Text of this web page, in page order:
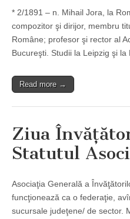
* 2/1891 – n. Mihail Jora, la
compozitor şi dirijor, membru
Române; profesor şi rector al
Bucureşti. Studii la Leipzig şi
Read more →
Ziua
Statutul
Asociaţia Generală a
funcţionează ca o federaţie,
sucursale judeţene/ de sector.